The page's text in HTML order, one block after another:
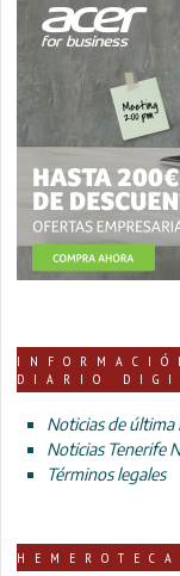
DIARIO
Noticias de
Noticias Tenerife
Términos legales